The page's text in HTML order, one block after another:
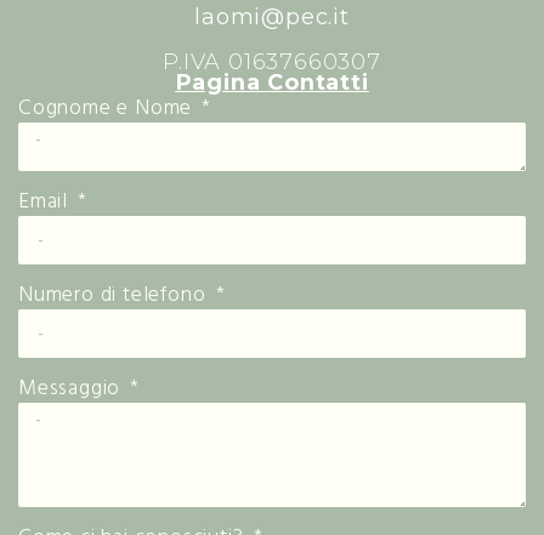
laomi@pec.it
P.IVA 01637660307
Pagina Contatti
Cognome e Nome
Email
Numero di telefono
Messaggio